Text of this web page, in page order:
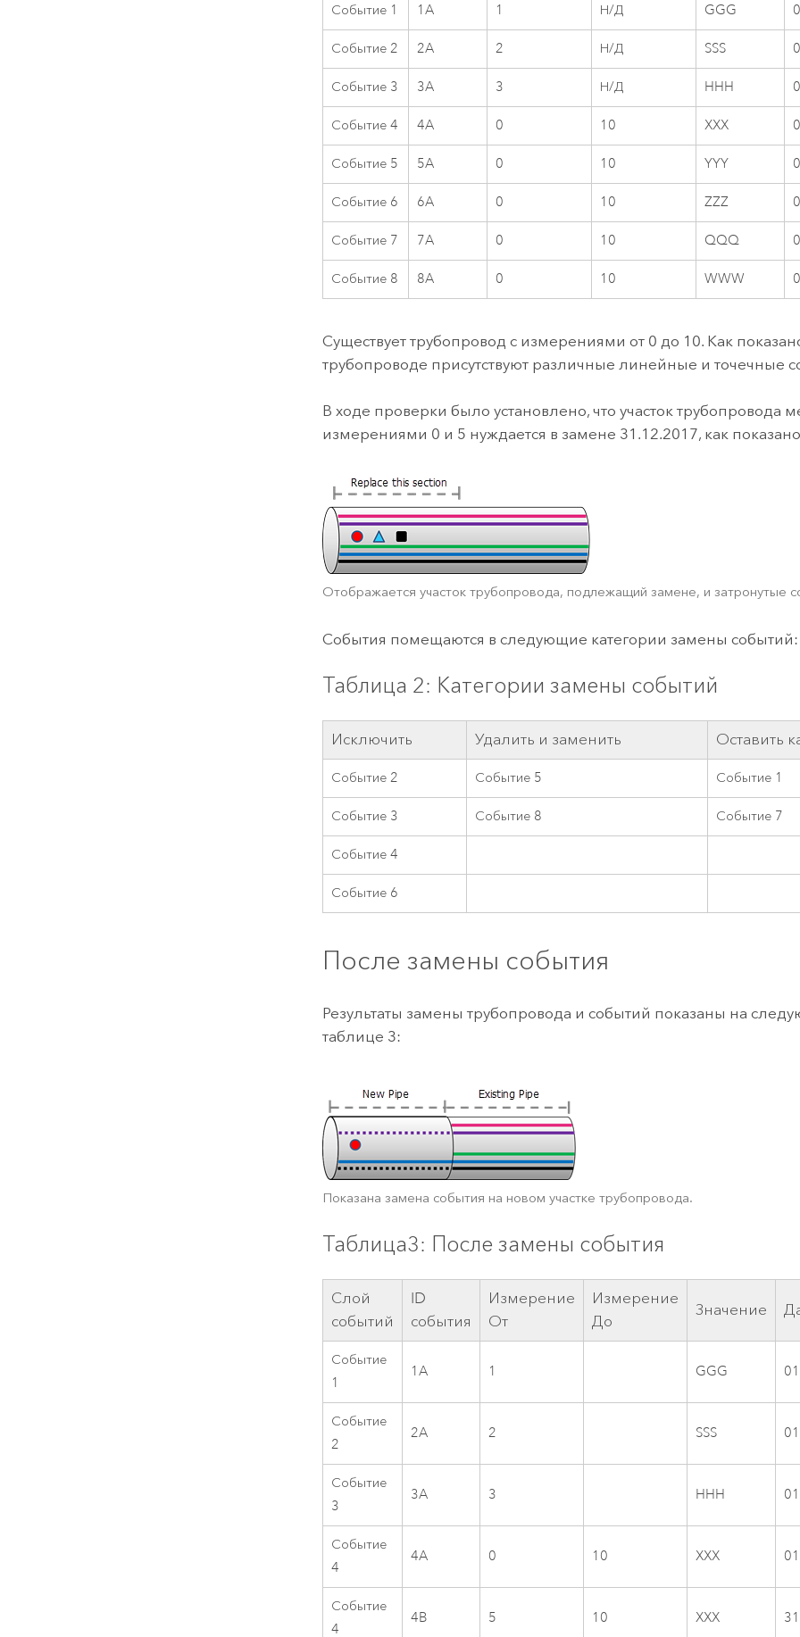
Событие 1 1A 1 Н/Д GGG
Событие 2 2A 2 Н/Д SSS
Событие 3 3A 3 Н/Д HHH
Событие 4 4A 0 10 XXX
Событие 5 5A 0 10 YYY
Событие 6 6A 0 10 ZZZ
Событие 7 7A 0 10 QQQ
Событие 8 8A 0 10 WWW
Существует трубопровод с измерениями от 0 до 10. Как
трубопроводе присутствуют различные линейные и точечные
В ходе проверки было установлено, что участок трубопровода
измерениями 0 и 5 нуждается в замене 31.12.2017, как
Отображается участок трубопровода, подлежащий замене, и затронутые
События помещаются в следующие категории замены событий:
Таблица 2: Категории замены событий
Исключить Удалить и заменить Оставить
Событие 2 Событие 5 Событие 1
Событие 3 Событие 8 Событие 7
Событие 4
Событие 6
После замены события
Результаты замены трубопровода и событий показаны на
таблице 3:
Показана замена события на новом участке трубопровода.
Таблица3: После замены события
Слой
событий
ID
события
Измерение
От
Измерение
До
Значение
Событие
1
1A 1 GGG
Событие
2
2A 2 SSS
Событие
3
3A 3 HHH
Событие
4
4A 0 10 XXX
Событие
4
4B 5 10 XXX